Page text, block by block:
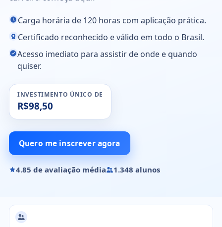
Carga horária de 120 horas com aplicação prática.
Certificado reconhecido e válido em todo o Brasil.
Acesso imediato para assistir de onde e quando
quiser.
INVESTIMENTO ÚNICO DE
R$98,50
Quero me inscrever agora
4.85 de avaliação média 1.348 alunos